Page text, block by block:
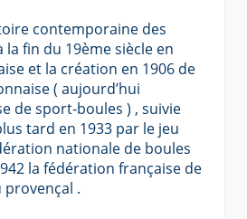
contemporaine des
la fin du 19ème siècle en
et la création en 1906 de
( aujourd’hui
de sport-boules ) , suivie
tard en 1933 par le jeu
nationale de boules
la fédération française de
provençal .